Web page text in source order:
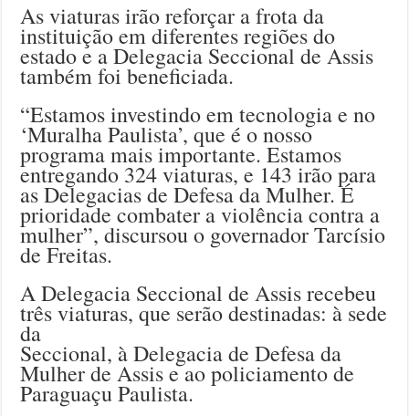
As viaturas irão reforçar a frota da
instituição em diferentes regiões do
estado e a Delegacia Seccional de Assis
também foi beneficiada.
“Estamos investindo em tecnologia e no
‘Muralha Paulista’, que é o nosso
programa mais importante. Estamos
entregando 324 viaturas, e 143 irão para
as Delegacias de Defesa da Mulher. É
prioridade combater a violência contra a
mulher”, discursou o governador Tarcísio
de Freitas.
A Delegacia Seccional de Assis recebeu
três viaturas, que serão destinadas: à sede
da
Seccional, à Delegacia de Defesa da
Mulher de Assis e ao policiamento de
Paraguaçu Paulista.